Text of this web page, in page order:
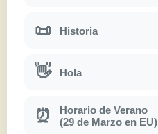
📜 Historia
👋 Hola
⏰
Horario de Verano
(29 de Marzo en EU)